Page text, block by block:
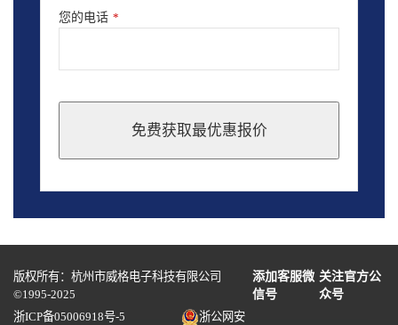
您的电话 *
免费获取最优惠报价
should
blank
版权所有：杭州市威格电子科技有限公司
©1995-2025
添加客服微
信号
关注官方公
众号
浙ICP备05006918号-5
浙公网安